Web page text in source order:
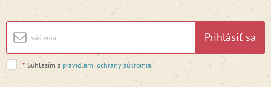
Prihlásiť sa
* Súhlasím s pravidlami ochrany súkromia.